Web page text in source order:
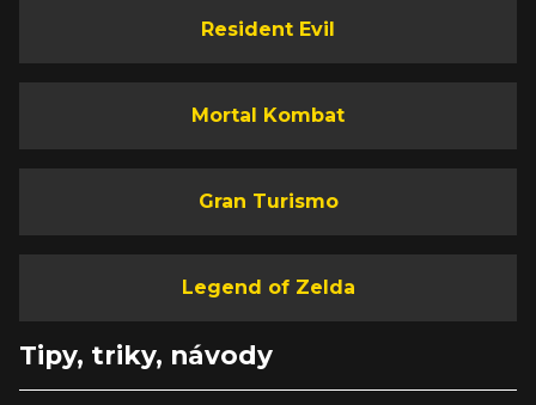
Resident Evil
Mortal Kombat
Gran Turismo
Legend of Zelda
Tipy, triky, návody